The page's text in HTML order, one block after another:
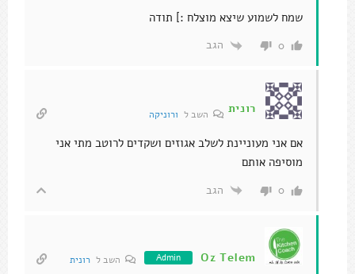
שמח לשמוע שיצא מוצלח :] תודה
0 הגב
רונית השב ל ורוניקה
אם אני מעוניינת לשלב אגוזים ושקדים לרוטב מתי אני
מוסיפה אותם
0 הגב
Oz Telem
Admin השב ל רונית